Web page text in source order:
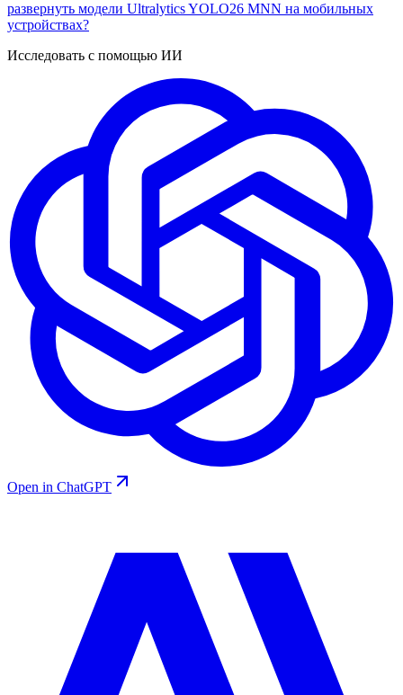
развернуть модели Ultralytics YOLO26 MNN на мобильных
устройствах?
Исследовать с помощью ИИ
Open in ChatGPT